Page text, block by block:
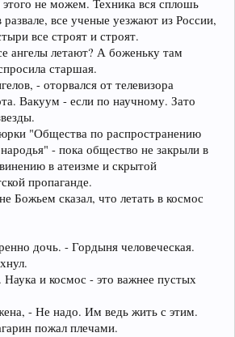
не можем. Техника вся сплошь
развале, все ученые уезжают из России,
все строят и строят.
ангелы летают? А боженьку там
старшая.
- оторвался от телевизора
Вакуум - если по научному. Зато
"Общества по распространению
- пока общество не закрыли в
в атеизме и скрытой
пропаганде.
Божьем сказал, что летать в космос
дочь. - Гордыня человеческая.
и космос - это важнее пустых
- Не надо. Им ведь жить с этим.
пожал плечами.